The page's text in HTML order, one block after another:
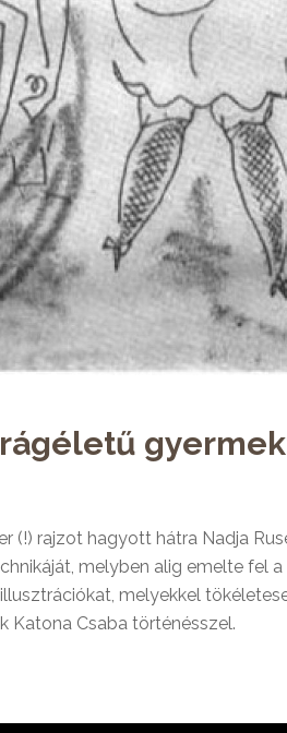
(!) rajzot hagyott hátra Nadja
melyben alig emelte fel
melyekkel
Katona Csaba történésszel.